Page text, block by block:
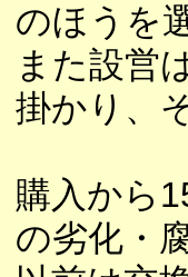
のほうを
また設営
掛かり、
購入から
の劣化・